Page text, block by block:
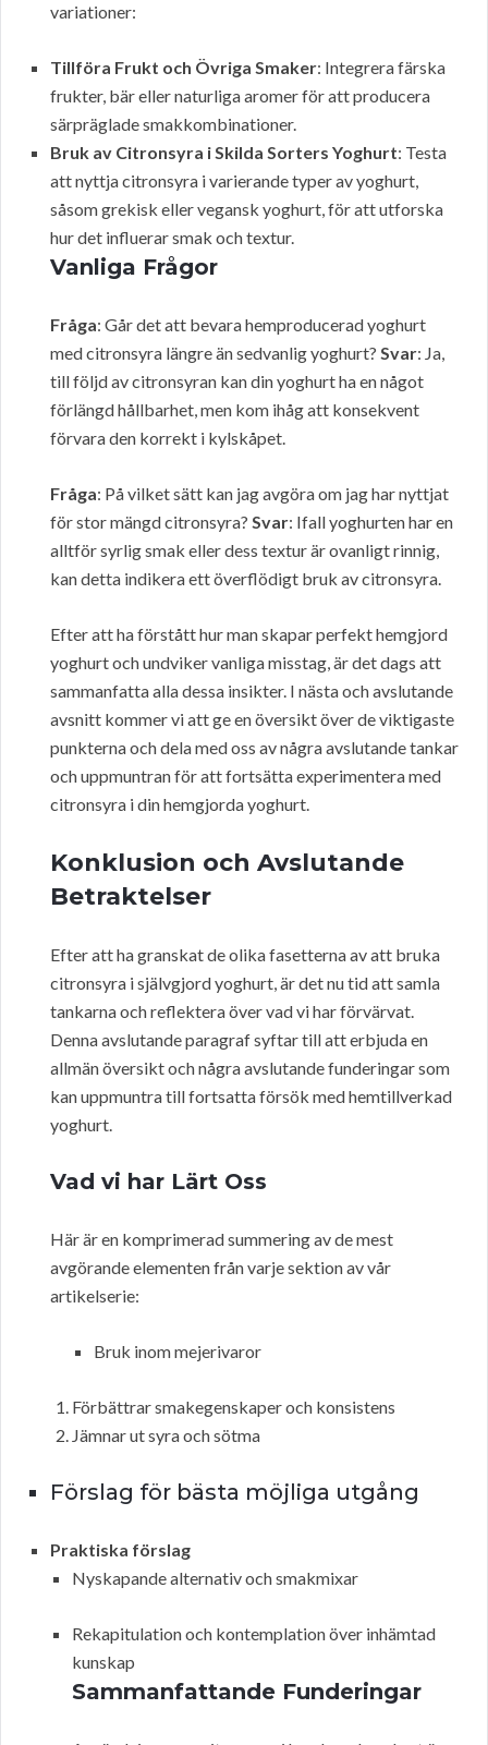
variationer:
Tillföra Frukt och Övriga Smaker: Integrera färska
frukter, bär eller naturliga aromer för att producera
särpräglade smakkombinationer.
Bruk av Citronsyra i Skilda Sorters Yoghurt: Testa
att nyttja citronsyra i varierande typer av yoghurt,
såsom grekisk eller vegansk yoghurt, för att utforska
hur det influerar smak och textur.
Vanliga Frågor
Fråga: Går det att bevara hemproducerad yoghurt
med citronsyra längre än sedvanlig yoghurt? Svar: Ja,
till följd av citronsyran kan din yoghurt ha en något
förlängd hållbarhet, men kom ihåg att konsekvent
förvara den korrekt i kylskåpet.
Fråga: På vilket sätt kan jag avgöra om jag har nyttjat
för stor mängd citronsyra? Svar: Ifall yoghurten har en
alltför syrlig smak eller dess textur är ovanligt rinnig,
kan detta indikera ett överflödigt bruk av citronsyra.
Efter att ha förstått hur man skapar perfekt hemgjord
yoghurt och undviker vanliga misstag, är det dags att
sammanfatta alla dessa insikter. I nästa och avslutande
avsnitt kommer vi att ge en översikt över de viktigaste
punkterna och dela med oss av några avslutande tankar
och uppmuntran för att fortsätta experimentera med
citronsyra i din hemgjorda yoghurt.
Konklusion och Avslutande
Betraktelser
Efter att ha granskat de olika fasetterna av att bruka
citronsyra i självgjord yoghurt, är det nu tid att samla
tankarna och reflektera över vad vi har förvärvat.
Denna avslutande paragraf syftar till att erbjuda en
allmän översikt och några avslutande funderingar som
kan uppmuntra till fortsatta försök med hemtillverkad
yoghurt.
Vad vi har Lärt Oss
Här är en komprimerad summering av de mest
avgörande elementen från varje sektion av vår
artikelserie:
Bruk inom mejerivaror
Förbättrar smakegenskaper och konsistens
Jämnar ut syra och sötma
Förslag för bästa möjliga utgång
Praktiska förslag
Nyskapande alternativ och smakmixar
Rekapitulation och kontemplation över inhämtad
kunskap
Sammanfattande Funderingar